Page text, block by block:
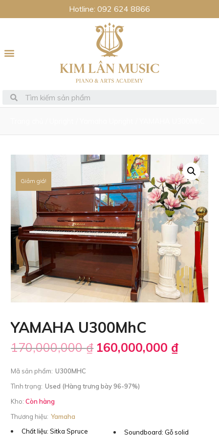
Hotline: 092 624 8866
Giảm giá!
YAMAHA U300MhC
170,000,000₫ 160,000,000 ₫
Mã sản phẩm: U300MHC
Tình trạng: Used (Hàng trưng bày 96-97%)
Kho: Còn hàng
Thương hiệu: Yamaha
Chất liệu: Sitka Spruce
Soundboard: Gỗ solid